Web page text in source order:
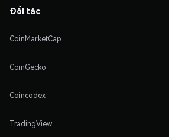
Đối tác
CoinMarketCap
CoinGecko
Coincodex
TradingView